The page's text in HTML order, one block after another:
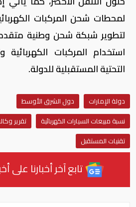
لمحطات شحن المركبات
لتطوير شبكة شحن وطنية
استخدام المركبات الكهربائية
التحتية المستقبلية للدولة.
دولة الإمارات
دول الشرق الأوسط
نسبة مبيعات السيارات الكهربائية
تقرير
تقنيات المستقبل
تابع آخر أخبارنا على